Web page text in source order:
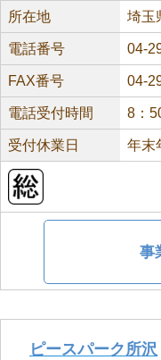
所在地 埼玉
電話番号 04-
FAX番号 04-
電話受付時間 8：
受付休業日 年末
事
ピースパーク所沢